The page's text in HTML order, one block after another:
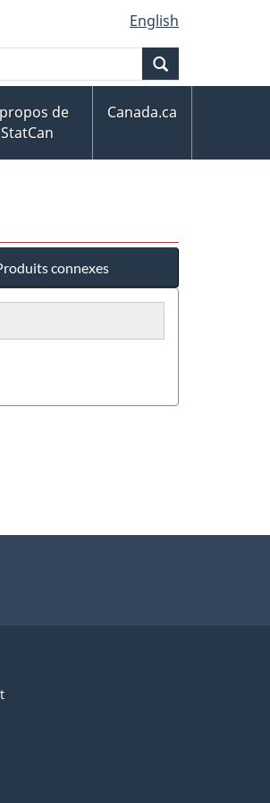
English
de
StatCan
Canada.ca
connexes